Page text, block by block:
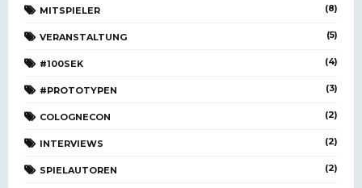
MITSPIELER (8)
VERANSTALTUNG (5)
#100SEK (4)
#PROTOTYPEN (3)
COLOGNECON (2)
INTERVIEWS (2)
SPIELAUTOREN (2)